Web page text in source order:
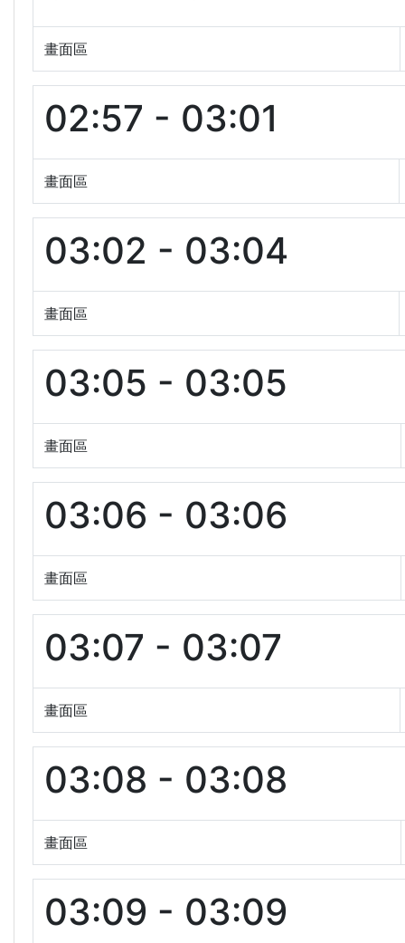
畫面區
02:57 - 03:01
畫面區
03:02 - 03:04
畫面區
03:05 - 03:05
畫面區
03:06 - 03:06
畫面區
03:07 - 03:07
畫面區
03:08 - 03:08
畫面區
03:09 - 03:09